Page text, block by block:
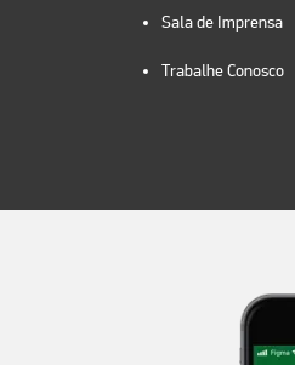
Sala de Imprensa
Trabalhe Conosco